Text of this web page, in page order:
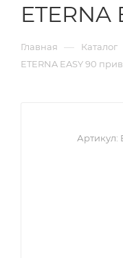
Главная — Каталог
ETERNA EASY 90
Артикул: